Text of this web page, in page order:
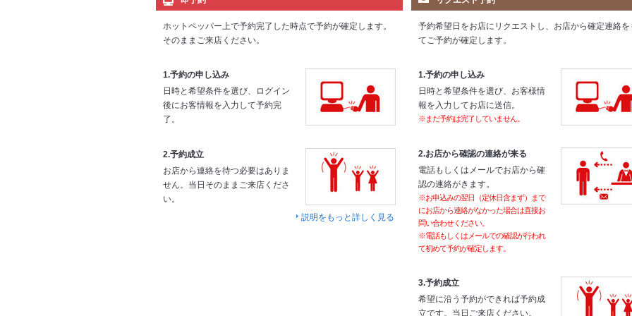
ホットペッパー上で予約完了した時点で予約が確定します。
そのままご来店ください。
1.予約の申し込み
日時と希望条件を選び、ログイン
後にお客情報を入力して予約完
了。
2.予約成立
お店から連絡を待つ必要はありま
せん。当日そのままご来店くださ
い。
説明をもっと詳しく見る
予約希望日をお店にリクエストし、お店から確定連絡を
てご予約が確定します。
1.予約の申し込み
日時と希望条件を選び、お客様情
報を入力してお店に送信。
※まだ予約は完了していません。
2.お店から確認の連絡が来る
電話もしくはメールでお店から確
認の連絡がきます。
※お申込みの翌日（定休日含まず）まで
にお店から連絡がなかった場合は直接お
問い合わせください。
※電話もしくはメールでの確認が行われ
て初めて予約が確定します。
3.予約成立
希望に沿う予約ができれば予約成
立です。当日ご来店ください。